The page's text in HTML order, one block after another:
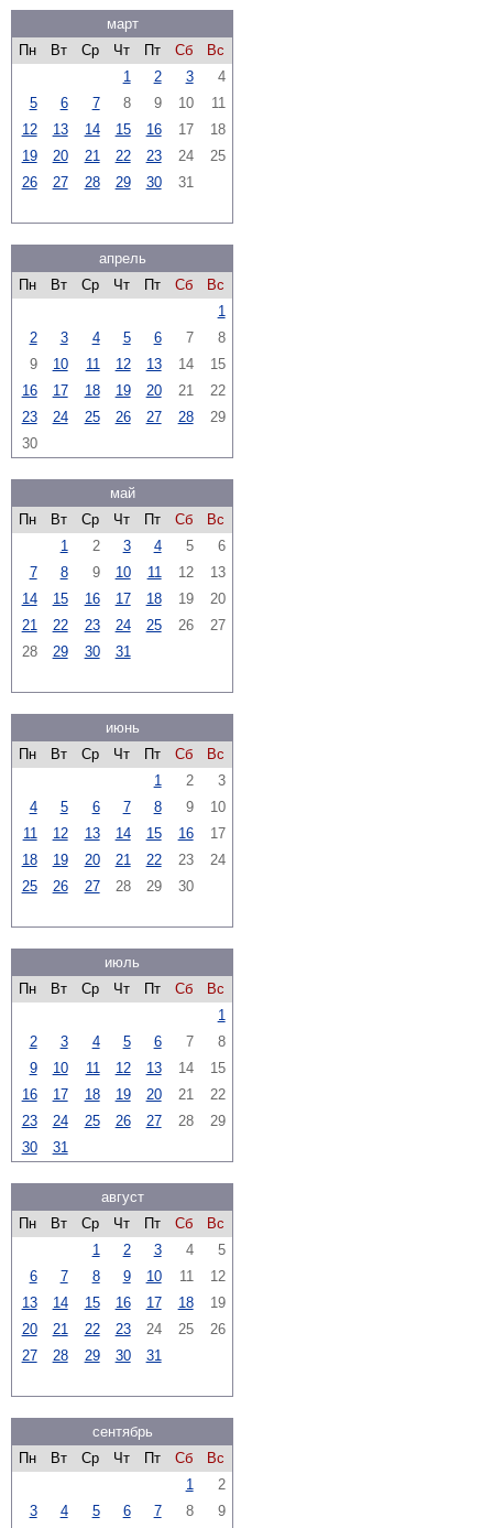
март
Пн
Вт Ср Чт Пт Сб
Вс
1
2 3
4
5
6 7 8 9 10
11
12
13 14 15 16 17
18
19
20 21 22 23 24
25
26
27 28 29 30 31
апрель
Пн
Вт Ср Чт Пт Сб
Вс
1
2
3 4 5 6 7
8
9
10 11 12 13 14
15
16
17 18 19 20 21
22
23
24 25 26 27 28
29
30
май
Пн
Вт Ср Чт Пт Сб
Вс
1
2 3 4 5
6
7
8 9 10 11 12
13
14
15 16 17 18 19
20
21
22 23 24 25 26
27
28
29 30 31
июнь
Пн
Вт Ср Чт Пт Сб
Вс
1
2
3
4
5 6 7 8 9
10
11
12 13 14 15 16
17
18
19 20 21 22 23
24
25
26 27 28 29 30
июль
Пн
Вт Ср Чт Пт Сб
Вс
1
2
3 4 5 6 7
8
9
10 11 12 13 14
15
16
17 18 19 20 21
22
23
24 25 26 27 28
29
30
31
август
Пн
Вт Ср Чт Пт Сб
Вс
1
2 3 4
5
6
7 8 9 10 11
12
13
14 15 16 17 18
19
20
21 22 23 24 25
26
27
28 29 30 31
сентябрь
Пн
Вт Ср Чт Пт Сб
Вс
1
2
3
4 5 6 7 8
9